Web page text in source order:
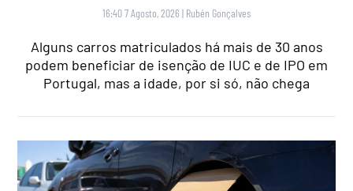
16:40 7 Agosto, 2026 | Rubén Gonçalves
Alguns carros matriculados há mais de 30 anos
podem beneficiar de isenção de IUC e de IPO em
Portugal, mas a idade, por si só, não chega